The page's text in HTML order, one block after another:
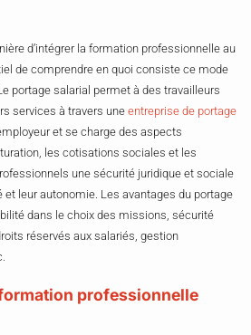
d’intégrer la formation professionnelle au
de comprendre en quoi consiste ce mode
portage salarial permet à des travailleurs
services à travers une entreprise de portage
et se charge des aspects
les cotisations sociales et les
une sécurité juridique et sociale
et leur autonomie. Les avantages du portage
dans le choix des missions, sécurité
réservés aux salariés, gestion
professionnelle